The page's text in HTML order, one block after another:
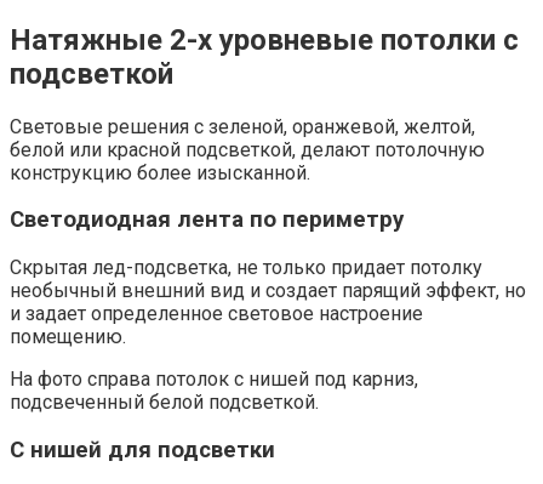
Натяжные 2-х уровневые потолки с
подсветкой
Световые решения с зеленой, оранжевой, желтой,
белой или красной подсветкой, делают потолочную
конструкцию более изысканной.
Светодиодная лента по периметру
Скрытая лед-подсветка, не только придает потолку
необычный внешний вид и создает парящий эффект, но
и задает определенное световое настроение
помещению.
На фото справа потолок с нишей под карниз,
подсвеченный белой подсветкой.
С нишей для подсветки